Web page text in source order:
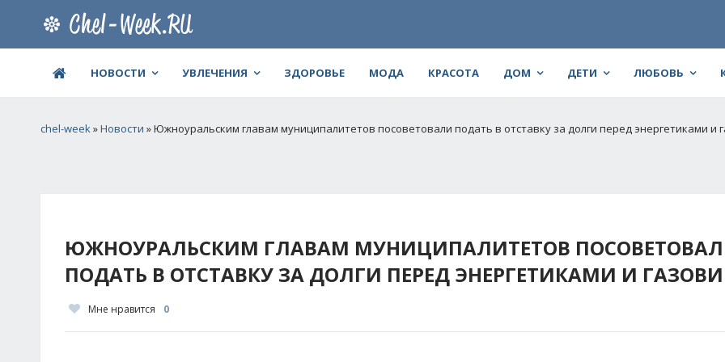
НОВОСТИ УВЛЕЧЕНИЯ ЗДОРОВЬЕ МОДА КРАСОТА ДОМ ДЕТИ ЛЮБОВЬ
chel-week»Новости » Южноуральским главам муниципалитетов посоветовали подать в отставку за долги перед энергетиками и
ЮЖНОУРАЛЬСКИМ ГЛАВАМ МУНИЦИПАЛИТЕТОВ
ПОДАТЬ В ОТСТАВКУ ЗА ДОЛГИ ПЕРЕД ЭНЕРГЕТИКАМИ И
Мне нравится 0